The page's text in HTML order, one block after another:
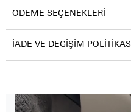
ÖDEME SEÇENEKLERI
İADE VE DEĞIŞIM POLITIKASI